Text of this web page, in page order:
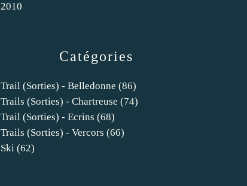
Catégories
Trail (sorties) - Belledonne (86)
Trails (sorties) - Chartreuse (74)
Trail (sorties) - Ecrins (68)
Trails (sorties) - Vercors (66)
Ski (62)
2010